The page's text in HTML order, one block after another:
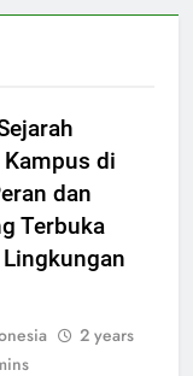
di
dan
Terbuka
2 years